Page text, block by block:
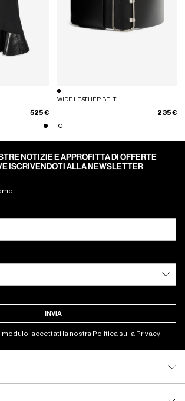
525 €
WIDE LEATHER BELT
235 €
NOTIZIE E APPROFITTA DI OFFERTE
ISCRIVENDOTI ALLA NEWSLETTER
INVIA
accettati la nostra Politica sulla Privacy